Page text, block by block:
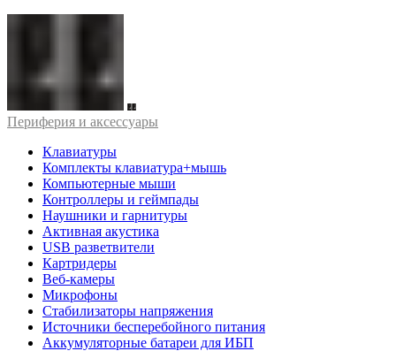
Периферия и аксессуары
Клавиатуры
Комплекты клавиатура+мышь
Компьютерные мыши
Контроллеры и геймпады
Наушники и гарнитуры
Активная акустика
USB разветвители
Картридеры
Веб-камеры
Микрофоны
Стабилизаторы напряжения
Источники бесперебойного питания
Аккумуляторные батареи для ИБП